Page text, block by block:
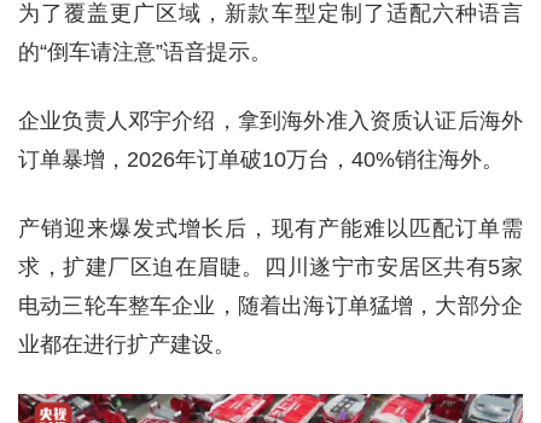
为了覆盖更广区域，新款车型定制了适配六种语言
的“倒车请注意”语音提示。
企业负责人邓宇介绍，拿到海外准入资质认证后海外
订单暴增，2026年订单破10万台，40%销往海外。
产销迎来爆发式增长后，现有产能难以匹配订单需
求，扩建厂区迫在眉睫。四川遂宁市安居区共有5家
电动三轮车整车企业，随着出海订单猛增，大部分企
业都在进行扩产建设。